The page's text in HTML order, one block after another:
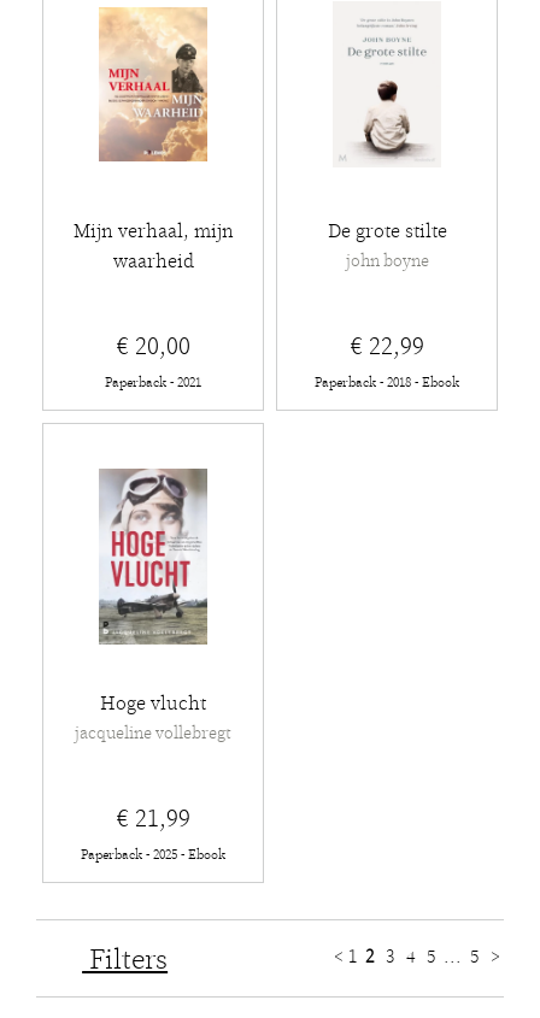
Mijn verhaal, mijn
waarheid
€ 20,00
Paperback - 2021
De grote stilte
john boyne
€ 22,99
Paperback - 2018 - Ebook
Hoge vlucht
jacqueline vollebregt
€ 21,99
Paperback - 2025 - Ebook
Filters < 1 2 3 4 5 ... 5 >